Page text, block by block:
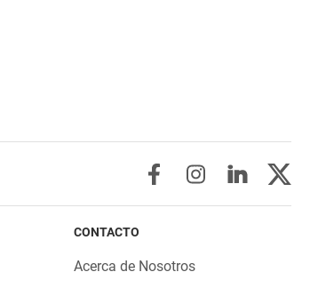
CONTACTO
Acerca de Nosotros